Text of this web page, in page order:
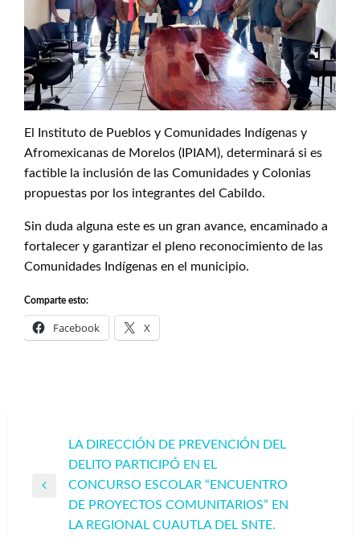
El Instituto de Pueblos y Comunidades Indígenas y
Afromexicanas de Morelos (IPIAM), determinará si es
factible la inclusión de las Comunidades y Colonias
propuestas por los integrantes del Cabildo.
Sin duda alguna este es un gran avance, encaminado a
fortalecer y garantizar el pleno reconocimiento de las
Comunidades Indígenas en el municipio.
Comparte esto:
Facebook X
Navegación
entradas
LA DIRECCIÓN DE PREVENCIÓN DEL
DELITO PARTICIPÓ EN EL
CONCURSO ESCOLAR “ENCUENTRO
DE PROYECTOS COMUNITARIOS” EN
LA REGIONAL CUAUTLA DEL SNTE.